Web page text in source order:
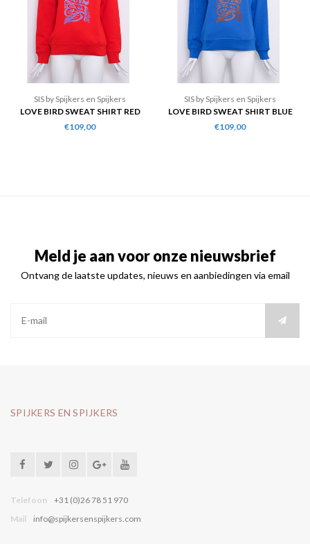
SIS by Spijkers en Spijkers
LOVE BIRD SWEAT SHIRT RED
€109,00
SIS by Spijkers en Spijkers
LOVE BIRD SWEAT SHIRT BLUE
€109,00
Meld je aan voor onze nieuwsbrief
Ontvang de laatste updates, nieuws en aanbiedingen via email
SPIJKERS EN SPIJKERS
Telefoon
+31 (0)26 78 51 970
Mail
info@spijkersenspijkers.com